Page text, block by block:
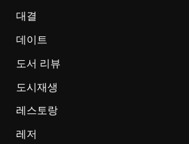
대결
데이트
도서 리뷰
도시재생
레스토랑
레저